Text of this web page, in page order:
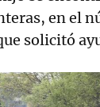
en el
solicitó